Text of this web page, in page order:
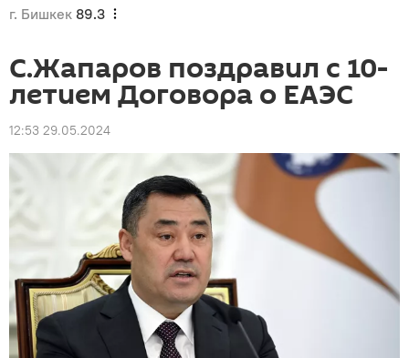
г. Бишкек 89.3
С.Жапаров поздравил с 10-
летием Договора о ЕАЭС
12:53 29.05.2024